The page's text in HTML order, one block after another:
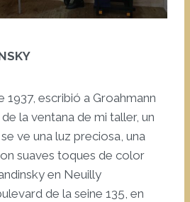
1937, escribió a Groahmann
la ventana de mi taller, un
ve una luz preciosa, una
suaves toques de color
en Neuilly
de la seine 135, en